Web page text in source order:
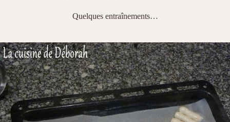
Quelques entraînements…